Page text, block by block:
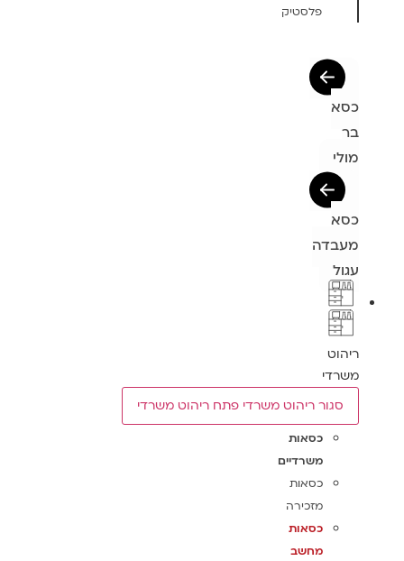
פלסטיק
כסא
בר
מולי
כסא
מעבדה
עגול
ריהוט
משרדי
סגור ריהוט משרדי פתח ריהוט משרדי
כסאות
משרדיים
כסאות
מזכירה
כסאות
מחשב